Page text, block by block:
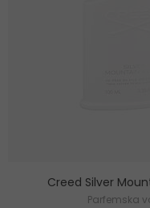
Creed Silver
Parfemska